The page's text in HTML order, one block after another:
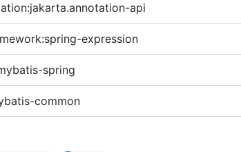
api
expression
spring
common